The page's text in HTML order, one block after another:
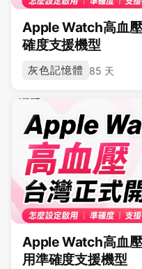
Apple Watch高血
確度支援機型
灰色記憶體 85 天
Apple Watch高血
用準確度支援機型